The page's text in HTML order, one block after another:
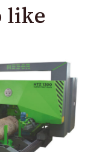
like